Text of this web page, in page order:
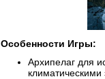
Особенности Игры:
Архипелаг для